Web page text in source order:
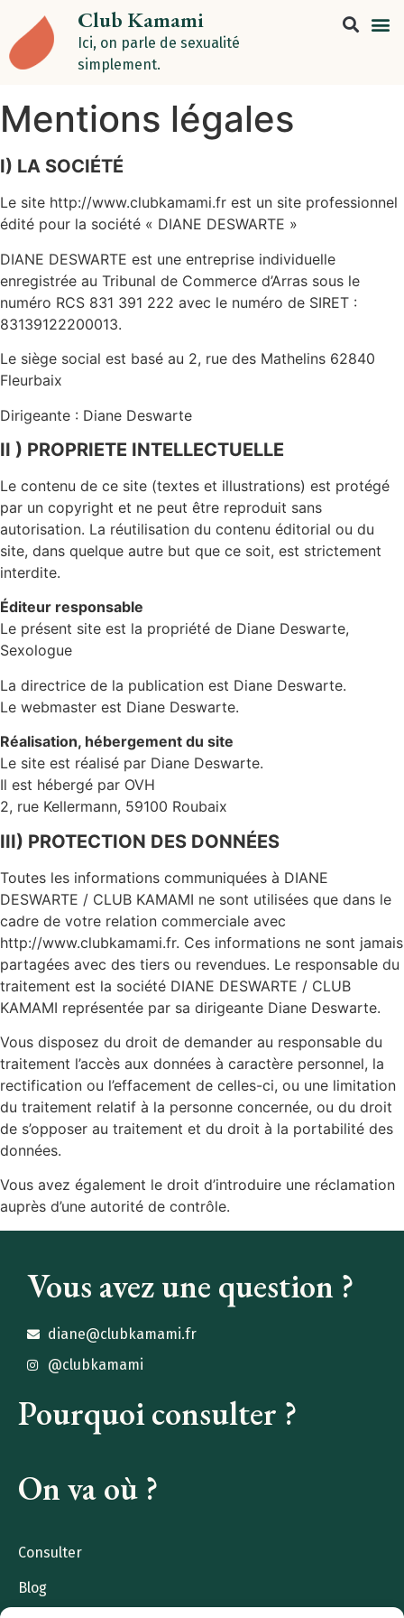
Club Kamami
Ici, on parle de sexualité
simplement.
Mentions légales​
I) LA SOCIÉTÉ
Le site http://www.clubkamami.fr est un site professionnel
édité pour la société « DIANE DESWARTE »
DIANE DESWARTE est une entreprise individuelle
enregistrée au Tribunal de Commerce d’Arras sous le
numéro RCS 831 391 222 avec le numéro de SIRET :
83139122200013.
Le siège social est basé au 2, rue des Mathelins 62840
Fleurbaix
Dirigeante : Diane Deswarte
II ) PROPRIETE INTELLECTUELLE
Le contenu de ce site (textes et illustrations) est protégé
par un copyright et ne peut être reproduit sans
autorisation. La réutilisation du contenu éditorial ou du
site, dans quelque autre but que ce soit, est strictement
interdite.
Éditeur responsable
Le présent site est la propriété de Diane Deswarte,
Sexologue
La directrice de la publication est Diane Deswarte.
Le webmaster est Diane Deswarte.
Réalisation, hébergement du site
Le site est réalisé par Diane Deswarte.
Il est hébergé par OVH
2, rue Kellermann, 59100 Roubaix
III) PROTECTION DES DONNÉES
Toutes les informations communiquées à DIANE
DESWARTE / CLUB KAMAMI ne sont utilisées que dans le
cadre de votre relation commerciale avec
http://www.clubkamami.fr. Ces informations ne sont jamais
partagées avec des tiers ou revendues. Le responsable du
traitement est la société DIANE DESWARTE / CLUB
KAMAMI représentée par sa dirigeante Diane Deswarte.
Vous disposez du droit de demander au responsable du
traitement l’accès aux données à caractère personnel, la
rectification ou l’effacement de celles-ci, ou une limitation
du traitement relatif à la personne concernée, ou du droit
de s’opposer au traitement et du droit à la portabilité des
données.
Vous avez également le droit d’introduire une réclamation
auprès d’une autorité de contrôle.
Vous avez une question ?
diane@clubkamami.fr
@clubkamami
Pourquoi consulter ?
On va où ?
Consulter
Blog